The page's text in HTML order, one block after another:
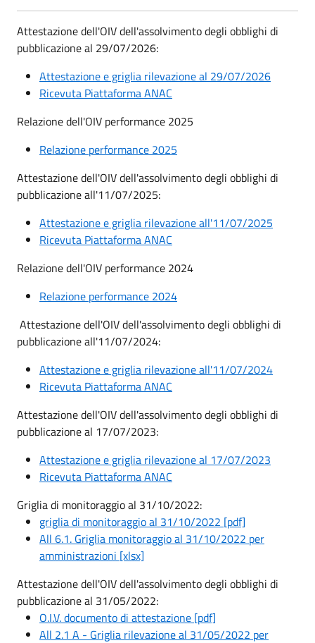
Attestazione dell'OIV dell'assolvimento degli obblighi di
pubblicazione al 29/07/2026:
Attestazione e griglia rilevazione al 29/07/2026
Ricevuta Piattaforma ANAC
Relazione dell'OIV performance 2025
Relazione performance 2025
Attestazione dell'OIV dell'assolvimento degli obblighi di
pubblicazione all'11/07/2025:
Attestazione e griglia rilevazione all'11/07/2025
Ricevuta Piattaforma ANAC
Relazione dell'OIV performance 2024
Relazione performance 2024
Attestazione dell'OIV dell'assolvimento degli obblighi di
pubblicazione all'11/07/2024:
Attestazione e griglia rilevazione all'11/07/2024
Ricevuta Piattaforma ANAC
Attestazione dell'OIV dell'assolvimento degli obblighi di
pubblicazione al 17/07/2023:
Attestazione e griglia rilevazione al 17/07/2023
Ricevuta Piattaforma ANAC
Griglia di monitoraggio al 31/10/2022:
griglia di monitoraggio al 31/10/2022 [pdf]
All 6.1. Griglia monitoraggio al 31/10/2022 per
amministrazioni [xlsx]
Attestazione dell'OIV dell'assolvimento degli obblighi di
pubblicazione al 31/05/2022:
O.I.V. documento di attestazione [pdf]
All 2.1 A - Griglia rilevazione al 31/05/2022 per